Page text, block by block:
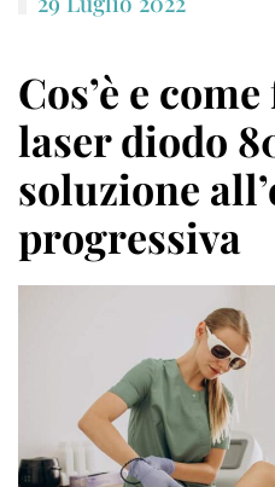
Cos’è e
laser diodo
soluzione
progressiva